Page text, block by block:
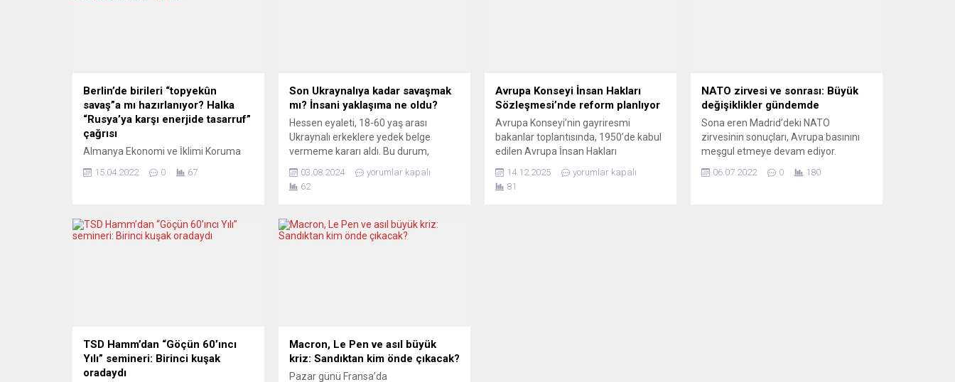
Berlin’de birileri “topyekûn
savaş”a mı hazırlanıyor? Halka
“Rusya’ya karşı enerjide tasarruf”
çağrısı
Almanya Ekonomi ve İklimi Koruma
enerjisinin fişini çekebilmesi için
hükümeti, Rusya’nın Ukrayna işgaline
tepki olarak Almanya’yı Rus gazı,
15.04.2022 0 67
Son Ukraynalıya kadar savaşmak
mı? İnsani yaklaşıma ne oldu?
Hessen eyaleti, 18-60 yaş arası
Ukraynalı erkeklere yedek belge
vermeme kararı aldı. Bu durum,
hizmeti için ülkeye dönmelerini
gerektirebilir. Hessen Çalışma ve
bazı kesimler tarafından “makul”
olarak değerlendirilse de,
03.08.2024
yorumlar kapalı
62
Avrupa Konseyi İnsan Hakları
Sözleşmesi’nde reform planlıyor
Avrupa Konseyi’nin gayriresmi
bakanlar toplantısında, 1950’de kabul
edilen Avrupa İnsan Hakları
değiştirilmesi anlamına gelebilecek
adımlar atıldı. İlk olarak Danimarka ve
14.12.2025
yorumlar kapalı
81
NATO zirvesi ve sonrası: Büyük
değişiklikler gündemde
Sona eren Madrid’deki NATO
zirvesinin sonuçları, Avrupa basınını
meşgul etmeye devam ediyor.
konsepti uyarınca Rusya artık bir ortak
06.07.2022 0 180
TSD Hamm’dan “Göçün 60’ıncı
Yılı” semineri: Birinci kuşak
oradaydı
Macron, Le Pen ve asıl büyük
kriz: Sandıktan kim önde çıkacak?
Pazar günü Fransa’da